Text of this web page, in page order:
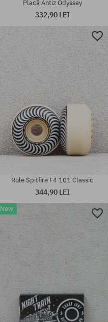
mărime universală
Mărimi existente:
Placă Antiz Odyssey
332,90 LEI
Role Spitfire F4 101 Classic
344,90 LEI
New